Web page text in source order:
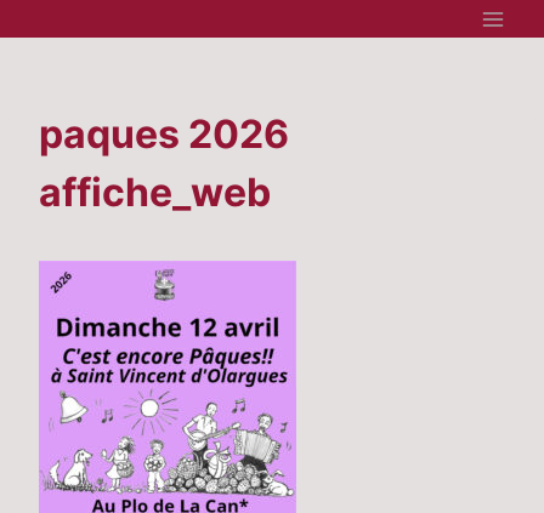
paques 2026
affiche_web